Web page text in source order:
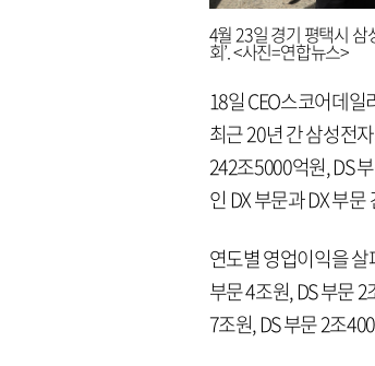
4월 23일 경기 평택시
회’. <사진=연합뉴스>
18일 CEO스코어데
최근 20년 간 삼성전
242조5000억원, DS
인 DX 부문과 DX 부
연도별 영업이익을
부문 4조원, DS 부문
7조원, DS 부문 2조